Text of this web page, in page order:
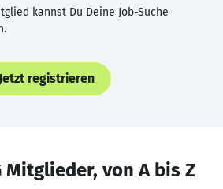
kannst Du Deine Job-Suche
Jetzt registrieren
Mitglieder, von A bis Z